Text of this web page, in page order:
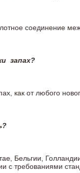
соединение
запах?
как от любого
Бельгии,
с требованиями